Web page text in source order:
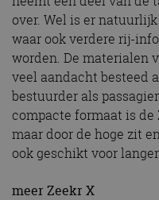
over. Wel is er
waar ook verdere rij-
worden. De materialen
veel aandacht besteed
bestuurder als
compacte formaat is de
maar door de hoge zit
ook geschikt voor
meer Zeekr X